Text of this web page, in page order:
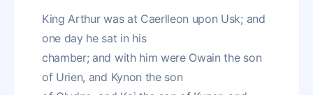
King Arthur was at Caerlleon upon Usk; and
one day he sat in his
chamber; and with him were Owain the son
of Urien, and Kynon the son